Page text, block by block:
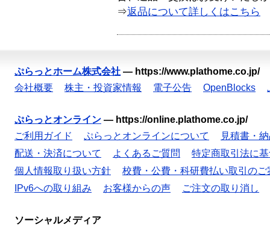
⇒返品について詳しくはこちら
ぷらっとホーム株式会社 — https://www.plathome.co.jp/
会社概要
株主・投資家情報 電子公告 OpenBlocks
ぷらっとオンライン — https://online.plathome.co.jp/
ご利用ガイド
ぷらっとオンラインについて
見積書・
配送・決済について
よくあるご質問
特定商取引法に
個人情報取り扱い方針
校費・公費・科研費払い取引のご
IPv6への取り組み
お客様からの声 ご注文の取り消し
ソーシャルメディア